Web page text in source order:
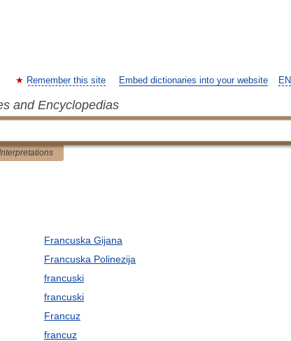
EN
Remember this site Embed dictionaries into your website
and Encyclopedias
Francuska Gijana
Francuska Polinezija
francuski
francuski
Francuz
francuz